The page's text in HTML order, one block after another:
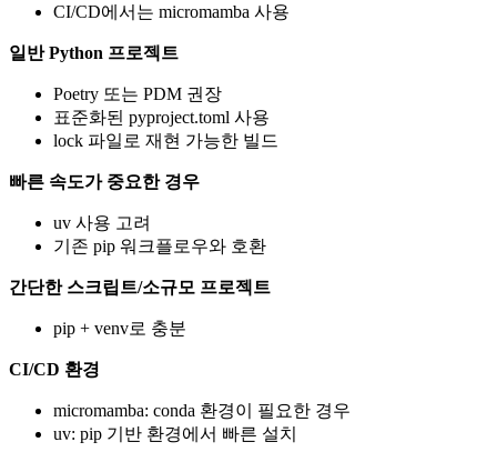
CI/CD에서는 micromamba 사용
일반 Python 프로젝트
Poetry 또는 PDM 권장
표준화된 pyproject.toml 사용
lock 파일로 재현 가능한 빌드
빠른 속도가 중요한 경우
uv 사용 고려
기존 pip 워크플로우와 호환
간단한 스크립트/소규모 프로젝트
pip + venv로 충분
CI/CD 환경
micromamba: conda 환경이 필요한 경우
uv: pip 기반 환경에서 빠른 설치